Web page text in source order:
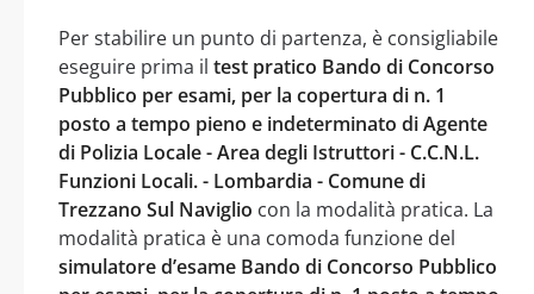
Per stabilire un punto di partenza, è consigliabile
eseguire prima il test pratico Bando di Concorso
Pubblico per esami, per la copertura di n. 1
posto a tempo pieno e indeterminato di Agente
di Polizia Locale - Area degli Istruttori - C.C.N.L.
Funzioni Locali. - Lombardia - Comune di
Trezzano Sul Naviglio con la modalità pratica. La
modalità pratica è una comoda funzione del
simulatore d’esame Bando di Concorso Pubblico